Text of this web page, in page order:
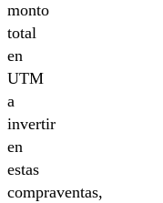
monto
total
en
UTM
a
invertir
en
estas
compraventas,